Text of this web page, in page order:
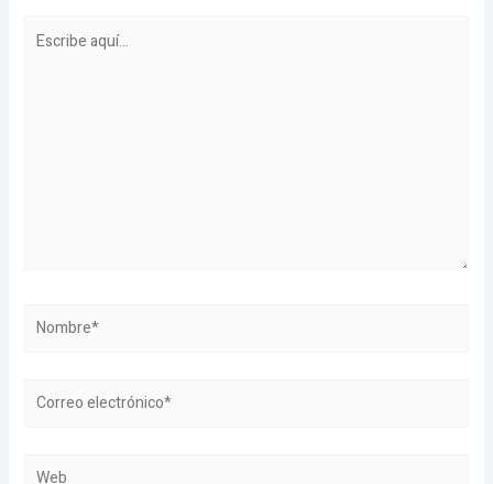
Nombre*
Correo
Web